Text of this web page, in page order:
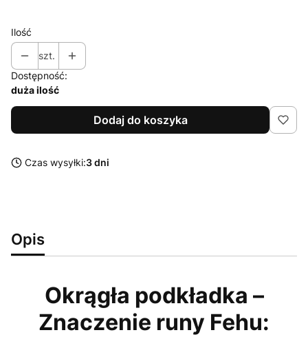
Ilość
szt.
Dostępność:
duża ilość
Dodaj do koszyka
Czas wysyłki:3 dni
Opis
Okrągła podkładka –
Znaczenie runy Fehu: